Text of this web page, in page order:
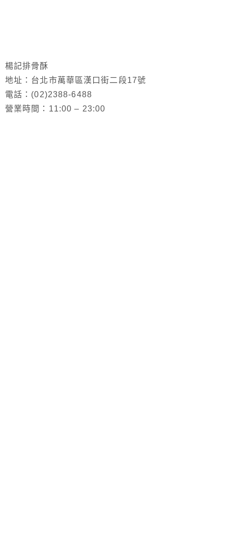
楊記排骨酥
地址：台北市萬華區漢口街二段17號
電話：(02)2388-6488
營業時間：11:00 – 23:00